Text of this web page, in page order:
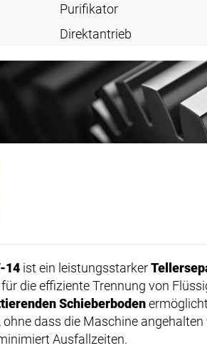
Purifikator
Direktantrieb
14 ist ein leistungsstarker
die effiziente Trennung von
Schieberboden
dass die Maschine
Ausfallzeiten.